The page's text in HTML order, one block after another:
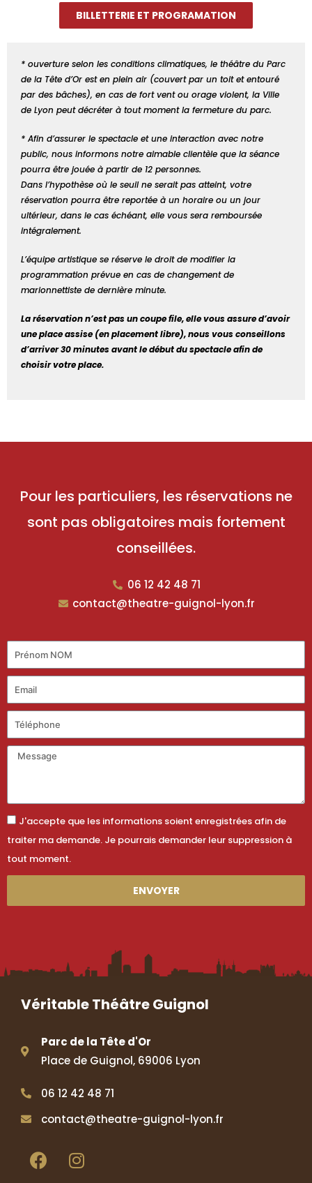
BILLETTERIE ET PROGRAMATION
* ouverture selon les conditions climatiques, le théâtre du Parc
de la Tête d’Or est en plein air (couvert par un toit et entouré
par des bâches), en cas de fort vent ou orage violent, la Ville
de Lyon peut décréter à tout moment la fermeture du parc.
* Afin d’assurer le spectacle et une interaction avec notre
public, nous informons notre aimable clientèle que la séance
pourra être jouée à partir de 12 personnes.
Dans l’hypothèse où le seuil ne serait pas atteint, votre
réservation pourra être reportée à un horaire ou un jour
ultérieur, dans le cas échéant, elle vous sera remboursée
intégralement.
L’équipe artistique se réserve le droit de modifier la
programmation prévue en cas de changement de
marionnettiste de dernière minute.
La réservation n’est pas un coupe file, elle vous assure d’avoir
une place assise (en placement libre), nous vous conseillons
d’arriver 30 minutes avant le début du spectacle afin de
choisir votre place.
Pour les particuliers, les réservations ne
sont pas obligatoires mais fortement
conseillées.
06 12 42 48 71
contact@theatre-guignol-lyon.fr
J'accepte que les informations soient enregistrées afin de
traiter ma demande. Je pourrais demander leur suppression à
tout moment.
ENVOYER
Véritable Théâtre Guignol
Parc de la Tête d'Or
Place de Guignol, 69006 Lyon
06 12 42 48 71
contact@theatre-guignol-lyon.fr